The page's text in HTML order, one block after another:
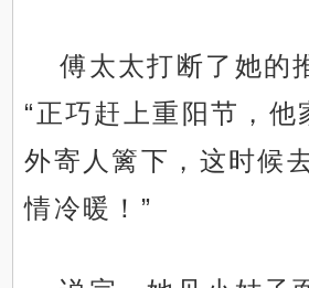
傅太太打断了她的
“正巧赶上重阳节，他
外寄人篱下，这时候
情冷暖！”